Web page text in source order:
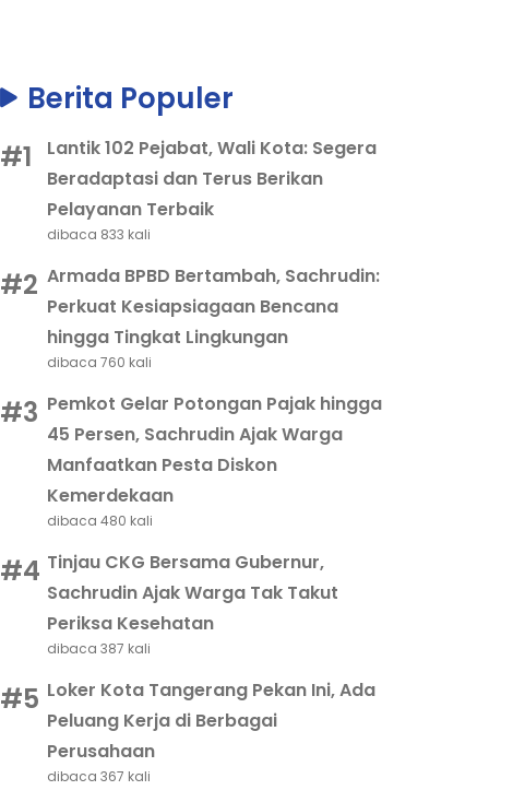
Berita Populer
#1
Lantik 102 Pejabat, Wali Kota: Segera
Beradaptasi dan Terus Berikan
Pelayanan Terbaik
dibaca 833 kali
#2 Armada BPBD Bertambah, Sachrudin:
Perkuat Kesiapsiagaan Bencana
hingga Tingkat Lingkungan
dibaca 760 kali
#3 Pemkot Gelar Potongan Pajak hingga
45 Persen, Sachrudin Ajak Warga
Manfaatkan Pesta Diskon
Kemerdekaan
dibaca 480 kali
#4 Tinjau CKG Bersama Gubernur,
Sachrudin Ajak Warga Tak Takut
Periksa Kesehatan
dibaca 387 kali
#5 Loker Kota Tangerang Pekan Ini, Ada
Peluang Kerja di Berbagai
Perusahaan
dibaca 367 kali